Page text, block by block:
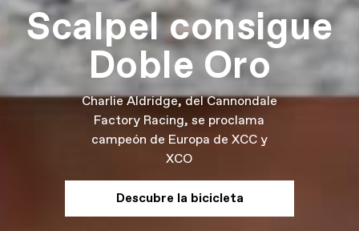
Scalpel consigue
Doble Oro
Charlie Aldridge, del Cannondale
Factory Racing, se proclama
campeón de Europa de XCC y
XCO
Descubre la bicicleta